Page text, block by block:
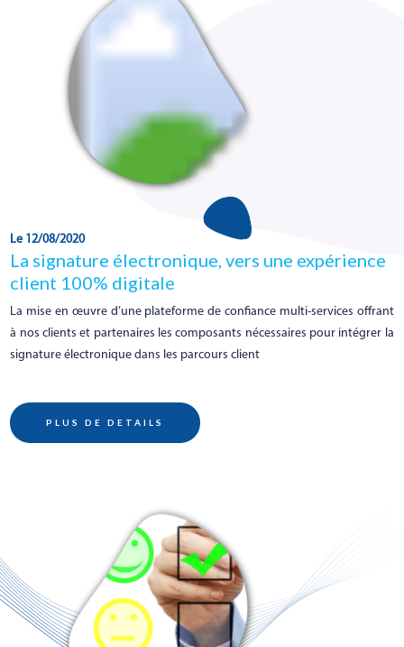
Le 12/08/2020
La signature électronique, vers une expérience
client 100% digitale
La mise en œuvre d’une plateforme de confiance multi-services offrant
à nos clients et partenaires les composants nécessaires pour intégrer la
signature électronique dans les parcours client
PLUS DE DETAILS